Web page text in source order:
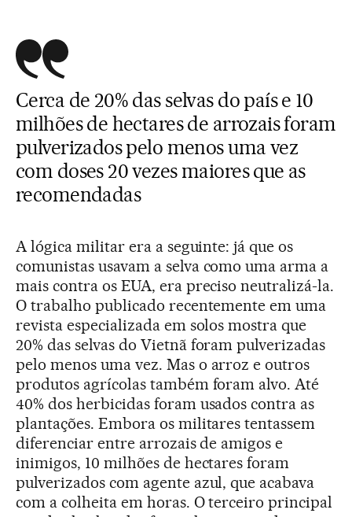
Cerca de 20% das selvas do país e 10
milhões de hectares de arrozais foram
pulverizados pelo menos uma vez
com doses 20 vezes maiores que as
recomendadas
A lógica militar era a seguinte: já que os
comunistas usavam a selva como uma arma a
mais contra os EUA, era preciso neutralizá-la.
O trabalho publicado recentemente em uma
revista especializada em solos mostra que
20% das selvas do Vietnã foram pulverizadas
pelo menos uma vez. Mas o arroz e outros
produtos agrícolas também foram alvo. Até
40% dos herbicidas foram usados contra as
plantações. Embora os militares tentassem
diferenciar entre arrozais de amigos e
inimigos, 10 milhões de hectares foram
pulverizados com agente azul, que acabava
com a colheita em horas. O terceiro principal